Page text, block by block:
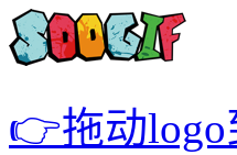
👉拖动